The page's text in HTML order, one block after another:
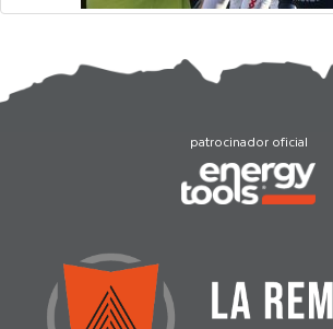
patrocinador oficial